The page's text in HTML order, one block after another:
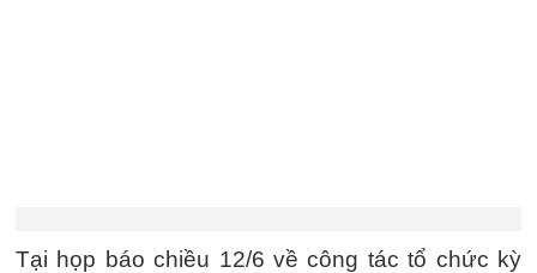
Tại họp báo chiều 12/6 về công tác tổ chức kỳ